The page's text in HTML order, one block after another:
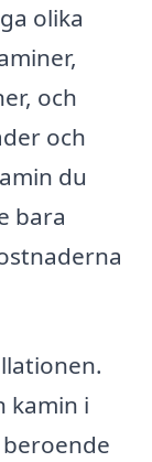
olika
och
och
du
bara
kamin i